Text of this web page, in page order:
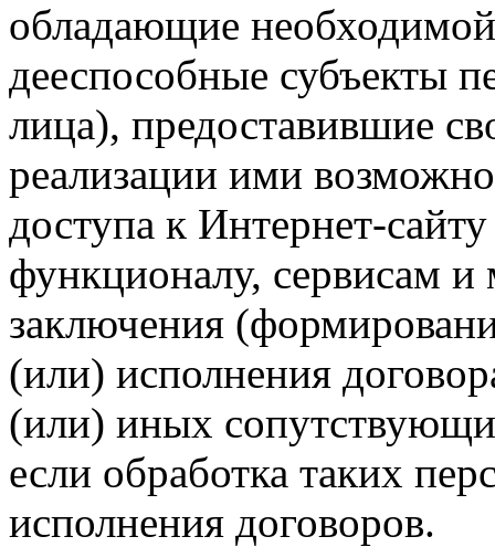
обладающие
дееспособные субъекты
лица), предоставившие
реализации ими
доступа к Интернет-
функционалу, сервисам и
заключения
(или) исполнения
(или) иных
если обработка таких
исполнения договоров.